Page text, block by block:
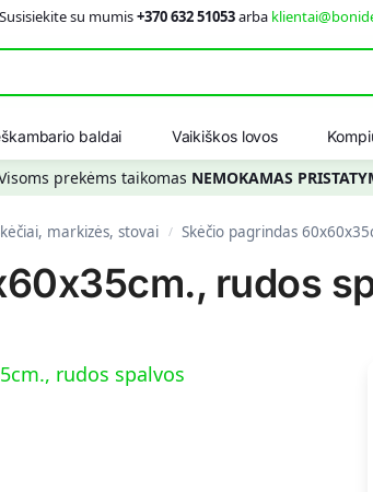
Susisiekite su mumis+370 632 51053arba
baldai Vaikiškos lovos
prekėms taikomas NEMOKAMAS
markizės, stovai / Skėčio pagrindas
rudos